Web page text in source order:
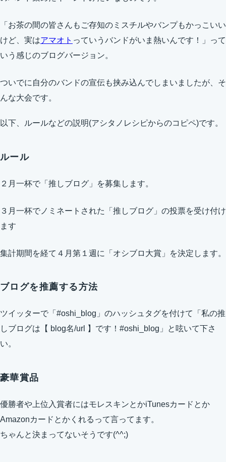
「お茶の間の皆さんもご存知のミスチルやバンプもかっこいい
けど、実はアマオト っていうバンドがいま熱いんです！」って
いう感じのブログバージョン。
ついでに自分のバンドの宣伝も挟み込んでしまいましたが、そ
んな大会です。
以下、ルールなどの説明(アシタノレシピからのコピペ)です。
ルール
２月一杯で「推しブログ」を募集します。
３月一杯でノミネートされた「推しブログ」の投票を受け付け
ます
集計期間を経て４月第１週に「オシブロ大賞」を決定します。
ブログを推薦する方法
ツイッターで「#oshi_blog」のハッシュタグを付けて「私の推
しブログは【 blog名/url 】です！#oshi_blog」と呟いて下さ
い。
豪華賞品
優勝者や上位入賞者にはモレスキンとかiTunesカードとか
Amazonカードとかくれるって言ってます。
ちゃんと決まってないそうです(^^;)